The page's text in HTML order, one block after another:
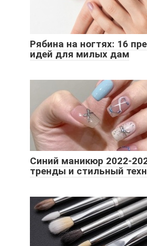
Рябина на ногтях: 16
идей для милых дам
Синий маникюр 2022-
тренды и стильный